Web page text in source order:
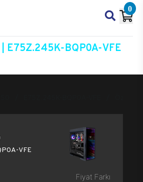
0
E75Z.245K-BQP0A-VFE
VFE
Fiyat Farkı